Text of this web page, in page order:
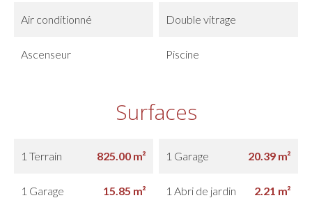
Air conditionné Double vitrage
Ascenseur Piscine
Surfaces
1 Terrain 825.00 m² 1 Garage 20.39 m²
1 Garage 15.85 m² 1 Abri de jardin 2.21 m²